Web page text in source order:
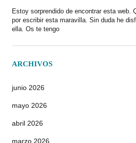
Estoy sorprendido de encontrar esta web.
por escribir esta maravilla. Sin duda he
ella. Os te tengo
ARCHIVOS
junio 2026
mayo 2026
abril 2026
marzo 2026